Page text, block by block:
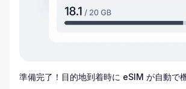
準備完了！目的地到着時に eSIM が自動で